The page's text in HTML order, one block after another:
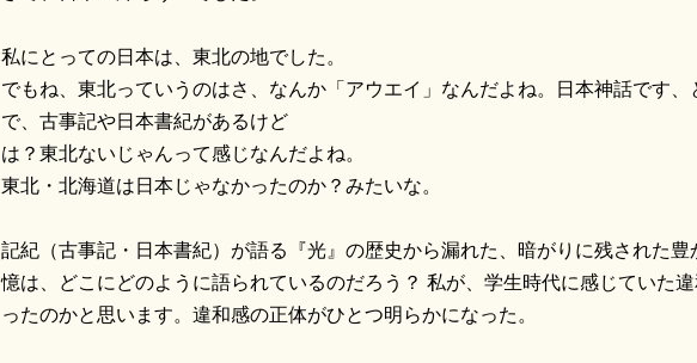
私にとっての日本は、東北の地でした。
でもね、東北っていうのはさ、なんか「アウエイ」なんだよね。日本神話です、
で、古事記や日本書紀があるけど
は？東北ないじゃんって感じなんだよね。
東北・北海道は日本じゃなかったのか？みたいな。
記紀（古事記・日本書紀）が語る『光』の歴史から漏れた、暗がりに残された豊
憶は、どこにどのように語られているのだろう？ 私が、学生時代に感じていた
ったのかと思います。違和感の正体がひとつ明らかになった。